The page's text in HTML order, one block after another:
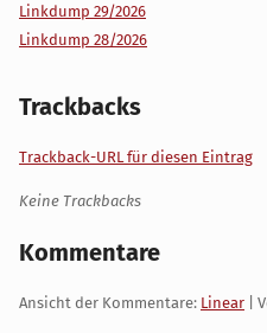
Linkdump 29/2026
Linkdump 28/2026
Trackbacks
Trackback-URL für diesen Eintrag
Keine Trackbacks
Kommentare
Ansicht der Kommentare: Linear |